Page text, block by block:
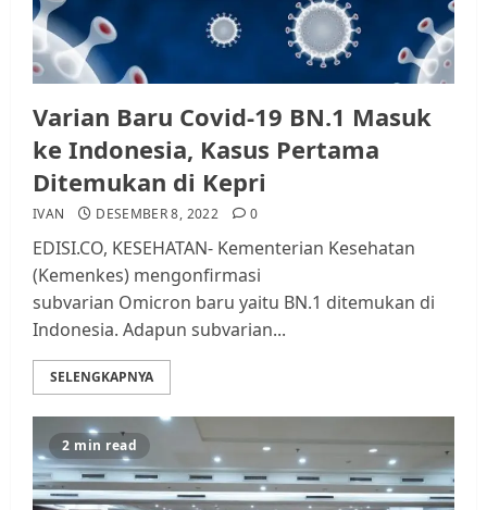
Varian Baru Covid-19 BN.1 Masuk
ke Indonesia, Kasus Pertama
Ditemukan di Kepri
IVAN DESEMBER 8, 2022 0
EDISI.CO, KESEHATAN- Kementerian Kesehatan
(Kemenkes) mengonfirmasi
subvarian Omicron baru yaitu BN.1 ditemukan di
Indonesia. Adapun subvarian...
SELENGKAPNYA
2 min read